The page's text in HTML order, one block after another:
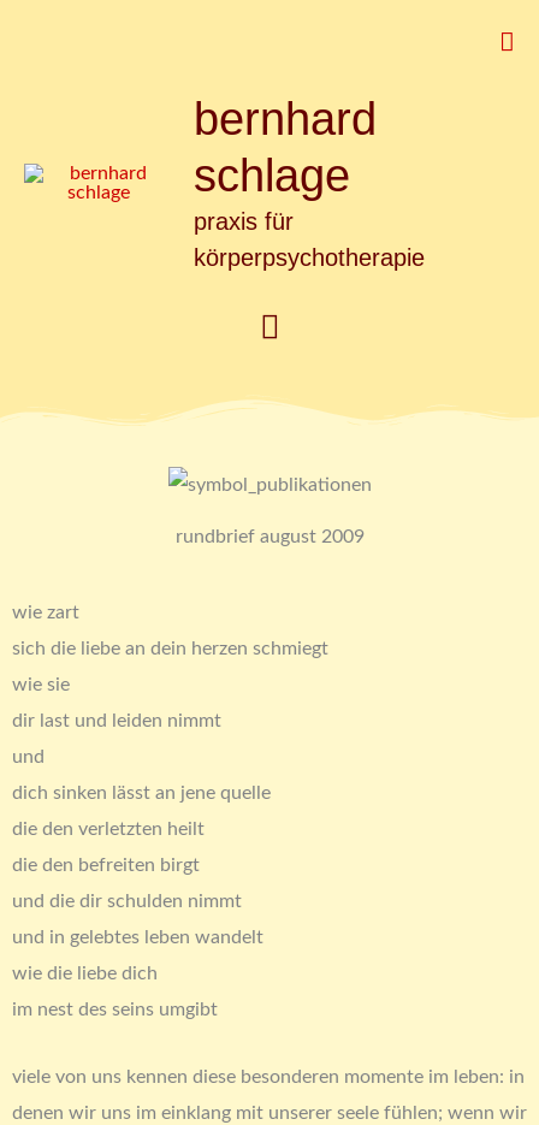
bernhard
schlage
praxis für
körperpsychotherapie
Hauptmenü
rundbrief august 2009
wie zart
sich die liebe an dein herzen schmiegt
wie sie
dir last und leiden nimmt
und
dich sinken lässt an jene quelle
die den verletzten heilt
die den befreiten birgt
und die dir schulden nimmt
und in gelebtes leben wandelt
wie die liebe dich
im nest des seins umgibt
viele von uns kennen diese besonderen momente im leben: in
denen wir uns im einklang mit unserer seele fühlen; wenn wir